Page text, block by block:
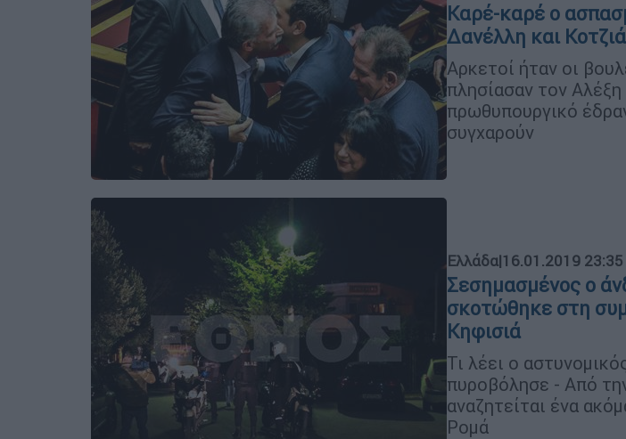
Καρέ-καρέ ο
Δανέλλη και
Αρκετοί ήταν οι
πλησίασαν τον
πρωθυπουργικό
συγχαρούν
Ελλάδα|16.01.2019 23:35
Σεσημασμένος ο
σκοτώθηκε στη
Κηφισιά
Τι λέει ο
πυροβόλησε - Από
αναζητείται ένα
Ρομά